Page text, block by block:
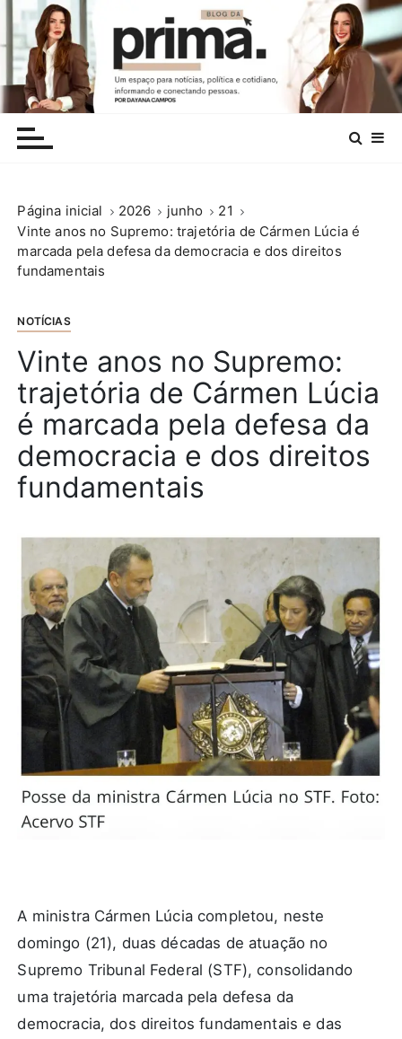
Página inicial 2026 junho
21
Vinte anos no Supremo: trajetória de Cármen Lúcia é
marcada pela defesa da democracia e dos direitos
fundamentais
NOTÍCIAS
Vinte anos no Supremo:
trajetória de Cármen Lúcia
é marcada pela defesa da
democracia e dos direitos
fundamentais
A ministra Cármen Lúcia completou, neste
domingo (21), duas décadas de atuação no
Supremo Tribunal Federal (STF), consolidando
uma trajetória marcada pela defesa da
democracia, dos direitos fundamentais e das